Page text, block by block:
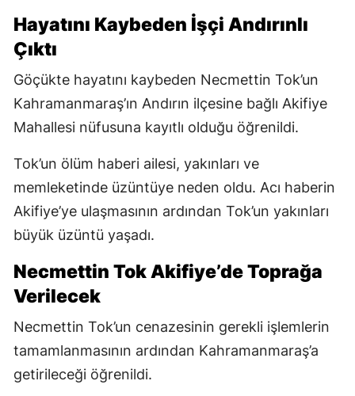
Hayatını Kaybeden İşçi Andırınlı
Çıktı
Göçükte hayatını kaybeden Necmettin Tok’un
Kahramanmaraş’ın Andırın ilçesine bağlı Akifiye
Mahallesi nüfusuna kayıtlı olduğu öğrenildi.
Tok’un ölüm haberi ailesi, yakınları ve
memleketinde üzüntüye neden oldu. Acı haberin
Akifiye’ye ulaşmasının ardından Tok’un yakınları
büyük üzüntü yaşadı.
Necmettin Tok Akifiye’de Toprağa
Verilecek
Necmettin Tok’un cenazesinin gerekli işlemlerin
tamamlanmasının ardından Kahramanmaraş’a
getirileceği öğrenildi.